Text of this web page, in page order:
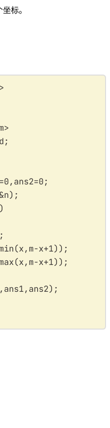
标。
>
>
;
=0, ans2=0;
&n);
min(x, m-x+1));
max(x, m-x+1));
, ans1, ans2);